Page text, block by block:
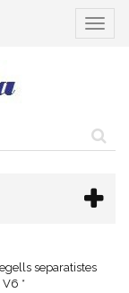
Toggle
separatistes
*